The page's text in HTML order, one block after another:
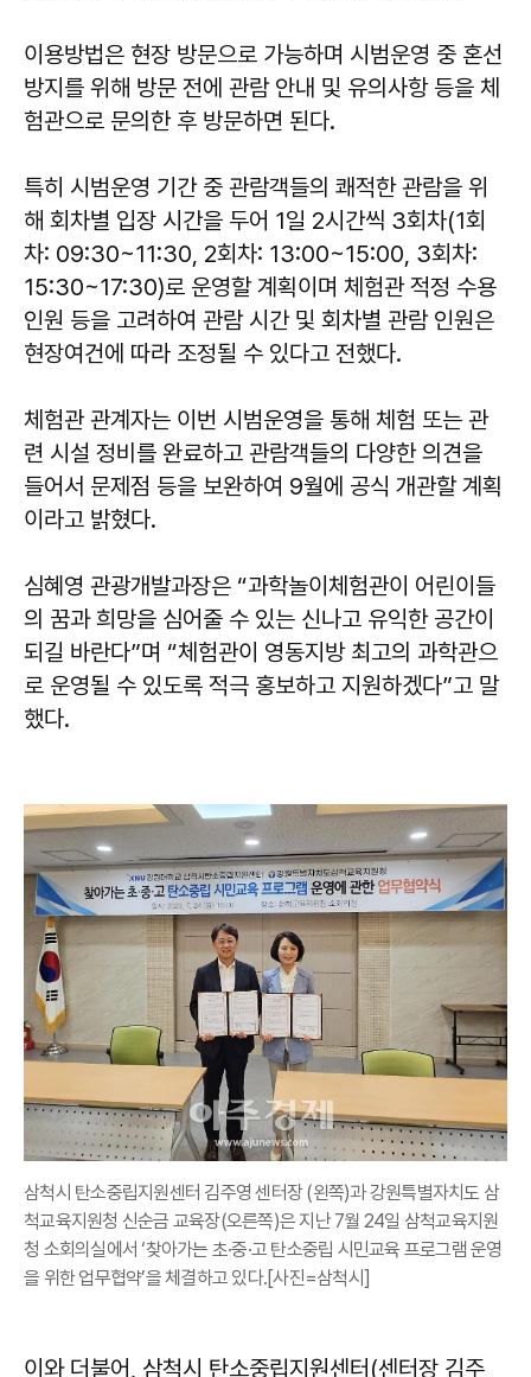
이용방법은 현장 방문으로 가능하며 시범운영 중 혼선
방지를 위해 방문 전에 관람 안내 및 유의사항 등을 체
험관으로 문의한 후 방문하면 된다.
특히 시범운영 기간 중 관람객들의 쾌적한 관람을 위
해 회차별 입장 시간을 두어 1일 2시간씩 3회차(1회
차: 09:30~11:30, 2회차: 13:00~15:00, 3회차:
15:30~17:30)로 운영할 계획이며 체험관 적정 수용
인원 등을 고려하여 관람 시간 및 회차별 관람 인원은
현장여건에 따라 조정될 수 있다고 전했다.
체험관 관계자는 이번 시범운영을 통해 체험 또는 관
련 시설 정비를 완료하고 관람객들의 다양한 의견을
들어서 문제점 등을 보완하여 9월에 공식 개관할 계획
이라고 밝혔다.
심혜영 관광개발과장은 “과학놀이체험관이 어린이들
의 꿈과 희망을 심어줄 수 있는 신나고 유익한 공간이
되길 바란다”며 “체험관이 영동지방 최고의 과학관으
로 운영될 수 있도록 적극 홍보하고 지원하겠다”고 말
했다.
삼척시 탄소중립지원센터 김주영 센터장 (왼쪽)과 강원특별자치도 삼
척교육지원청 신순금 교육장(오른쪽)은 지난 7월 24일 삼척교육지원
청 소회의실에서 ‘찾아가는 초·중·고 탄소중립 시민교육 프로그램 운영
을 위한 업무협약’을 체결하고 있다.[사진=삼척시]
이와 더불어, 삼척시 탄소중립지원센터(센터장 김주